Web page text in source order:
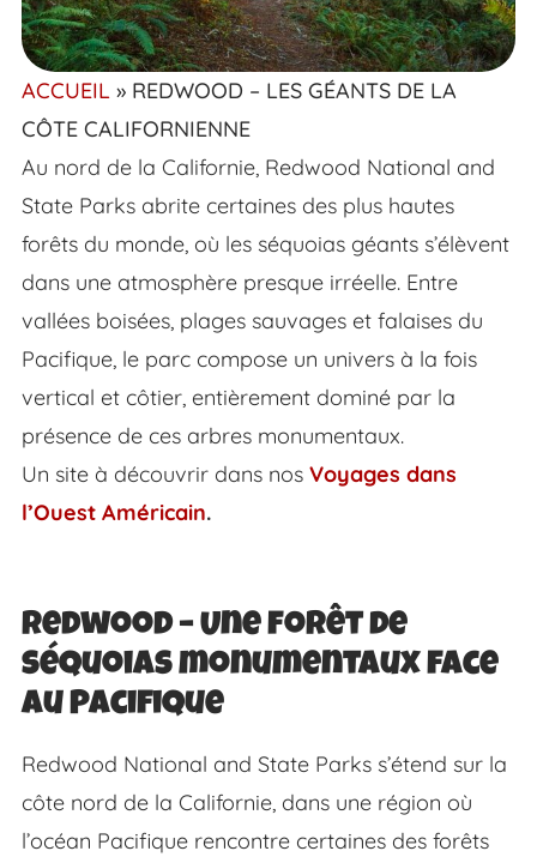
ACCUEIL» REDWOOD – LES GÉANTS DE LA
CÔTE CALIFORNIENNE
Au nord de la Californie, Redwood National and
State Parks abrite certaines des plus hautes
forêts du monde, où les séquoias géants s’élèvent
dans une atmosphère presque irréelle. Entre
vallées boisées, plages sauvages et falaises du
Pacifique, le parc compose un univers à la fois
vertical et côtier, entièrement dominé par la
présence de ces arbres monumentaux.
Un site à découvrir dans nos Voyages dans
l’Ouest Américain.
Redwood – Une forêt de
séquoias monumentaux face
au Pacifique
Redwood National and State Parks s’étend sur la
côte nord de la Californie, dans une région où
l’océan Pacifique rencontre certaines des forêts